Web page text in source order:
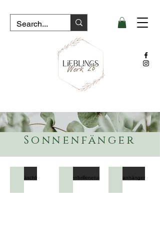
Sonnenfänger
Ostertäschli Sonnenbrillenetui